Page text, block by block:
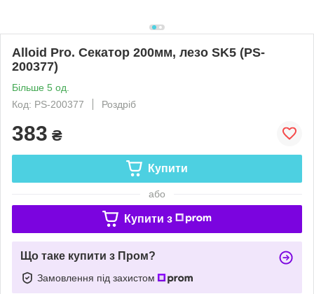
Alloid Pro. Секатор 200мм, лезо SK5 (PS-
200377)
Більше 5 од.
Код: PS-200377
Роздріб
383 ₴
Купити
або
Купити з
Що таке купити з Пром?
Замовлення під захистом